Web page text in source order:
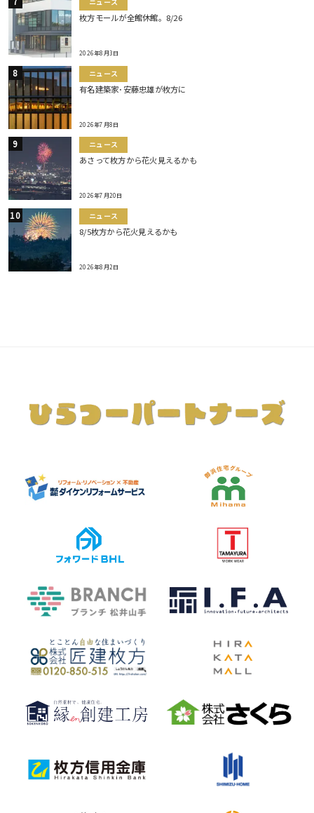
ニュース
枚方モールが全館休館。8/26
2026年8月3日
ニュース
有名建築家･安藤忠雄が枚方に
2026年7月8日
ニュース
あさって枚方から花火見えるかも
2026年7月20日
ニュース
8/5枚方から花火見えるかも
2026年8月2日